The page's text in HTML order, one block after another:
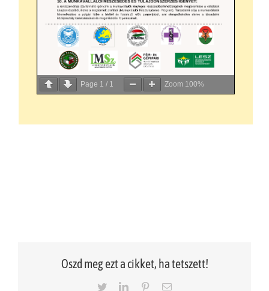
Page 1 / 1 Zoom 100%
Oszd meg ezt a cikket, ha tetszett!
TwitterLinkedInPinterestEmail